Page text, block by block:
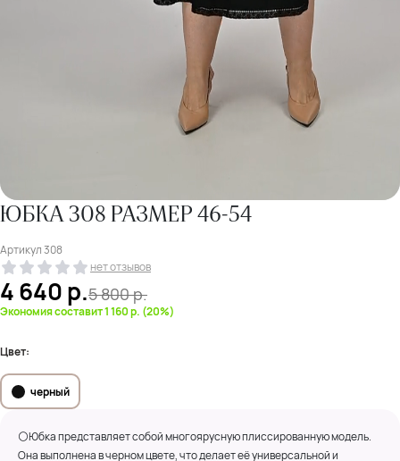
ЮБКА 308 РАЗМЕР 46-54
Артикул308
нет отзывов
4 640р.5 800р.
Экономия составит 1 160 р. (20%)
Цвет:
черный
⚪Юбка представляет собой многоярусную плиссированную модель.
Она выполнена в черном цвете, что делает её универсальной и